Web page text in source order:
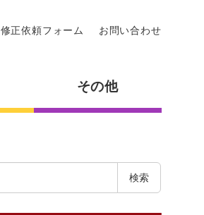
修正依頼フォーム お問い合わせ
その他
検索